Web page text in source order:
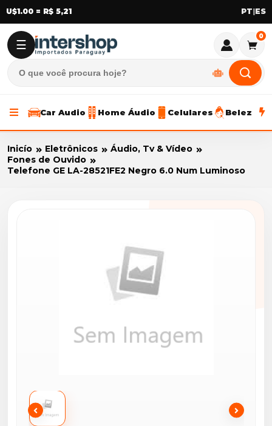
U$1.00 = R$ 5,21 |
☰
0
Car Audio Home Áudio Celulares Beleza
Inicío Eletrônicos
Áudio, Tv & Vídeo
Fones de Ouvido
Telefone GE LA-28521FE2 Negro 6.0 Num Luminoso